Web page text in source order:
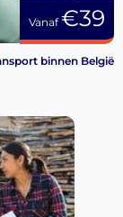
Vanaf€39
binnen België